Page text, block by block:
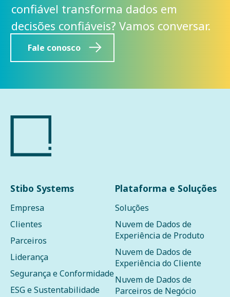
confiável transforma dados em
decisões confiáveis? Vamos conversar.
Fale conosco
Stibo Systems
Empresa
Clientes
Parceiros
Liderança
Segurança e Conformidade
ESG e Sustentabilidade
Plataforma e Soluções
Soluções
Nuvem de Dados de
Experiência de Produto
Nuvem de Dados de
Experiência do Cliente
Nuvem de Dados de
Parceiros de Negócio